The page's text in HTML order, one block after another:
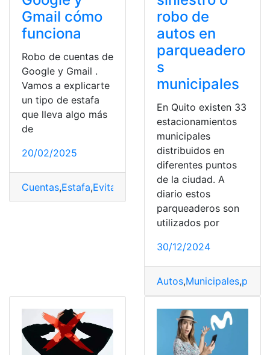
Gmail cómo
funciona
Robo de cuentas de
Google y Gmail .
Vamos a explicarte
un tipo de estafa
que lleva algo más
de
20/02/2025
Cuentas,Estafa,Evitar Google ,Robo
robo de
autos en
parqueadero
s
municipales
En Quito existen 33
estacionamientos
municipales
distribuidos en
diferentes puntos
de la ciudad. A
diario estos
parqueaderos son
utilizados por
30/12/2024
Autos,Municipales,